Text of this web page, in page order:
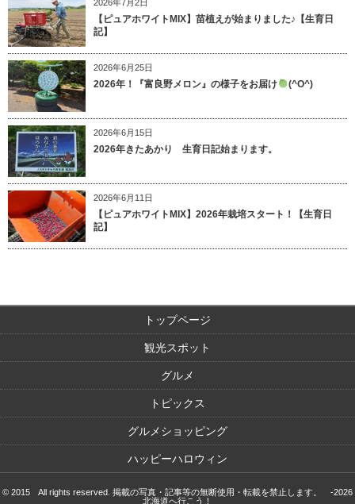
2026年7月2日
【ピュアホワイトMIX】苗植えが始まりました♪【生育日
記】
2026年6月25日
2026年！『富良野メロン』の様子をお届け (^O^)
2026年6月15日
2026年きたあかり 生育日記始まります。
2026年6月11日
【ピュアホワイトMIX】2026年栽培スタート！【生育日
記】
トップページ
観光スポット
グルメ
トピックス
グルメショッピング
ハッピーハロウィン
© 2015 All rights reserved. 掲載の写真・記事等の無断使用・転載を禁止します。 -2026
北海道へ行こう！